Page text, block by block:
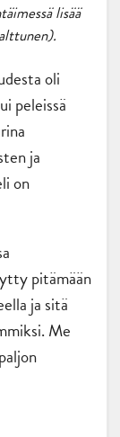
lisää
oli
peleissä
ja
on
pitämään
ja sitä
Me